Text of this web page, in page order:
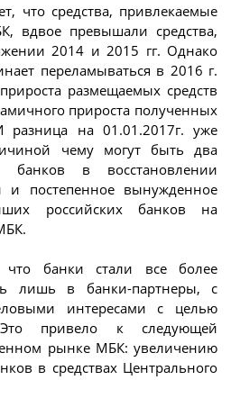
что средства, привлекаемые
вдвое превышали средства,
2014 и 2015 гг. Однако
переламываться в 2016 г.
размещаемых средств
прироста полученных
разница на 01.01.2017г. уже
чему могут быть два
банков в восстановлении
и постепенное вынужденное
российских банков на
что банки стали все более
лишь в банки-партнеры, с
интересами с целью
привело к следующей
рынке МБК: увеличению
в средствах Центрального